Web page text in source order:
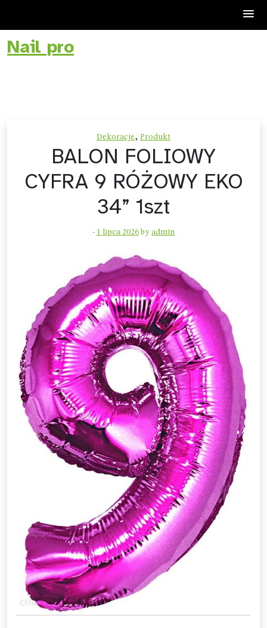
Skip
toNail pro
Dekoracje, Produkt
BALON FOLIOWY
CYFRA 9 RÓŻOWY EKO
34” 1szt
- 1 lipca 2026 by admin